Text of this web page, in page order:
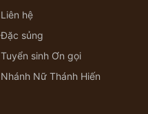
Liên hệ
Đặc sủng
Tuyển sinh Ơn gọi
Nhánh Nữ Thánh Hiến